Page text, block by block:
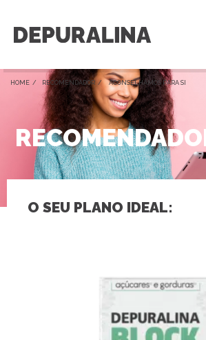
HOME / RECOMENDADOR / ACONSELHAMOS PARA SI
O SEU PLANO IDEAL: